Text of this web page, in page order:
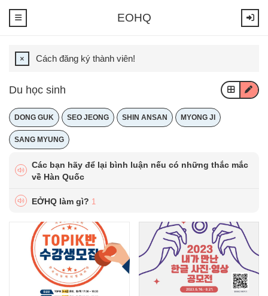
EOHQ
Cách đăng ký thành viên!
Du học sinh
DONG GUK SEO JEONG SHIN ANSAN MYONG JI
SANG MYUNG
Các bạn hãy để lại bình luận nếu có những thắc mắc
về Hàn Quốc
EỞHQ làm gì? 1